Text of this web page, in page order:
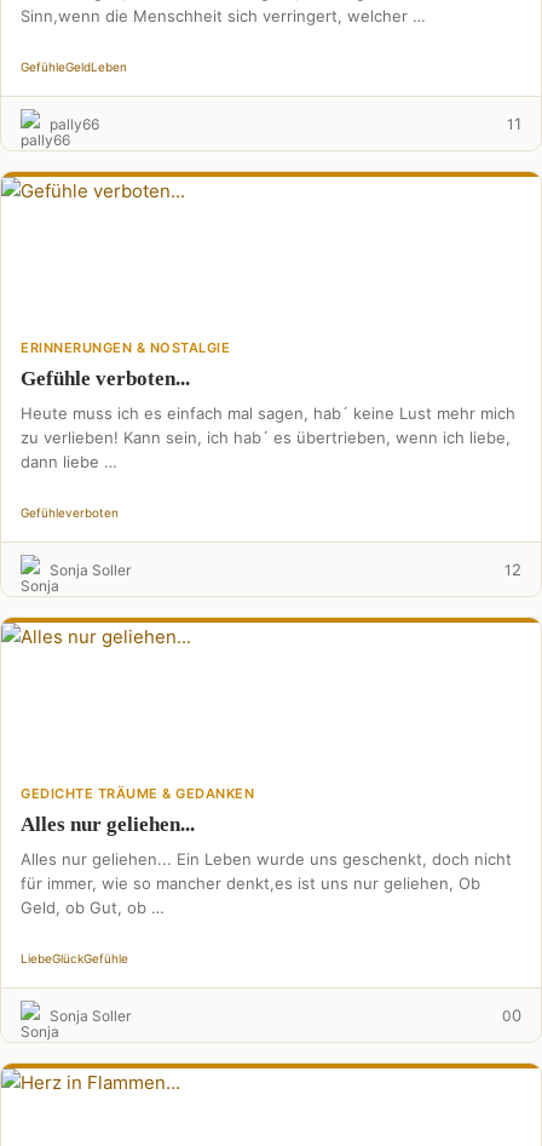
Sinn,wenn die Menschheit sich verringert, welcher …
GefühleGeldLeben
pally66 11
ERINNERUNGEN & NOSTALGIE
Gefühle verboten...
Heute muss ich es einfach mal sagen, hab´ keine Lust mehr mich
zu verlieben! Kann sein, ich hab´ es übertrieben, wenn ich liebe,
dann liebe …
Gefühleverboten
Sonja Soller 1 2
GEDICHTE TRÄUME & GEDANKEN
Alles nur geliehen...
Alles nur geliehen... Ein Leben wurde uns geschenkt, doch nicht
für immer, wie so mancher denkt,es ist uns nur geliehen, Ob
Geld, ob Gut, ob …
LiebeGlückGefühle
Sonja Soller 00